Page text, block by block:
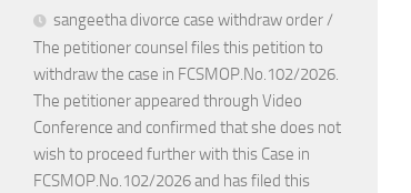
sangeetha divorce case withdraw order /
The petitioner counsel files this petition to
withdraw the case in FCSMOP.No.102/2026.
The petitioner appeared through Video
Conference and confirmed that she does not
wish to proceed further with this Case in
FCSMOP.No.102/2026 and has filed this